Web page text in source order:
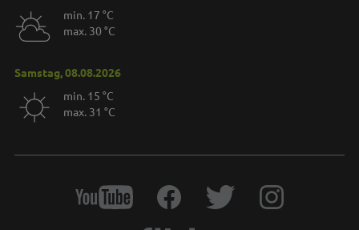
min. 17 °C
max. 30 °C
Samstag, 08.08.2026
min. 15 °C
max. 31 °C